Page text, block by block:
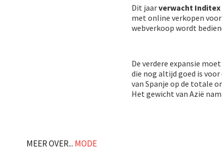
Dit jaarverwacht Inditex
met online verkopen
webverkoop wordt
De verdere expansie
die nog altijd goed is
van Spanje op de totale
Het gewicht van Azië
MEER OVER... MODE